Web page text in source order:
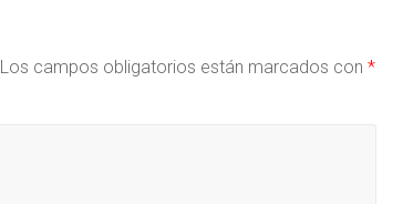
Los campos obligatorios están marcados con *